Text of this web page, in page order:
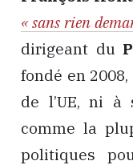
« sans rien
dirigeant du
fondé en
de l’UE, ni à
comme la
politiques